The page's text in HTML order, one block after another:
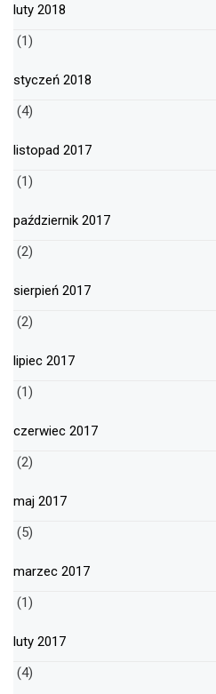
luty 2018
(1)
styczeń 2018
(4)
listopad 2017
(1)
październik 2017
(2)
sierpień 2017
(2)
lipiec 2017
(1)
czerwiec 2017
(2)
maj 2017
(5)
marzec 2017
(1)
luty 2017
(4)